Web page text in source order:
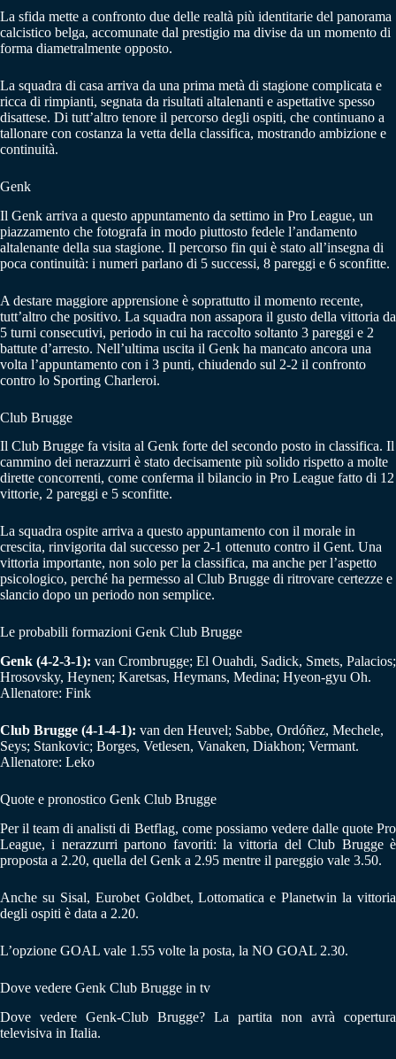
La sfida mette a confronto due delle realtà più identitarie del panorama
calcistico belga, accomunate dal prestigio ma divise da un momento di
forma diametralmente opposto.
La squadra di casa arriva da una prima metà di stagione complicata e
ricca di rimpianti, segnata da risultati altalenanti e aspettative spesso
disattese. Di tutt’altro tenore il percorso degli ospiti, che continuano a
tallonare con costanza la vetta della classifica, mostrando ambizione e
continuità.
Genk
Il Genk arriva a questo appuntamento da settimo in Pro League, un
piazzamento che fotografa in modo piuttosto fedele l’andamento
altalenante della sua stagione. Il percorso fin qui è stato all’insegna di
poca continuità: i numeri parlano di 5 successi, 8 pareggi e 6 sconfitte.
A destare maggiore apprensione è soprattutto il momento recente,
tutt’altro che positivo. La squadra non assapora il gusto della vittoria da
5 turni consecutivi, periodo in cui ha raccolto soltanto 3 pareggi e 2
battute d’arresto. Nell’ultima uscita il Genk ha mancato ancora una
volta l’appuntamento con i 3 punti, chiudendo sul 2-2 il confronto
contro lo Sporting Charleroi.
Club Brugge
Il Club Brugge fa visita al Genk forte del secondo posto in classifica. Il
cammino dei nerazzurri è stato decisamente più solido rispetto a molte
dirette concorrenti, come conferma il bilancio in Pro League fatto di 12
vittorie, 2 pareggi e 5 sconfitte.
La squadra ospite arriva a questo appuntamento con il morale in
crescita, rinvigorita dal successo per 2-1 ottenuto contro il Gent. Una
vittoria importante, non solo per la classifica, ma anche per l’aspetto
psicologico, perché ha permesso al Club Brugge di ritrovare certezze e
slancio dopo un periodo non semplice.
Le probabili formazioni Genk Club Brugge
Genk (4-2-3-1): van Crombrugge; El Ouahdi, Sadick, Smets, Palacios;
Hrosovsky, Heynen; Karetsas, Heymans, Medina; Hyeon-gyu Oh.
Allenatore: Fink
Club Brugge (4-1-4-1): van den Heuvel; Sabbe, Ordóñez, Mechele,
Seys; Stankovic; Borges, Vetlesen, Vanaken, Diakhon; Vermant.
Allenatore: Leko
Quote e pronostico Genk Club Brugge
Per il team di analisti di Betflag, come possiamo vedere dalle quote Pro
League, i nerazzurri partono favoriti: la vittoria del Club Brugge è
proposta a 2.20, quella del Genk a 2.95 mentre il pareggio vale 3.50.
Anche su Sisal, Eurobet Goldbet, Lottomatica e Planetwin la vittoria
degli ospiti è data a 2.20.
L’opzione GOAL vale 1.55 volte la posta, la NO GOAL 2.30.
Dove vedere Genk Club Brugge in tv
Dove vedere Genk-Club Brugge? La partita non avrà copertura
televisiva in Italia.